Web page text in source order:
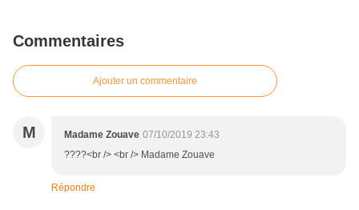
Commentaires
Ajouter un commentaire
M Madame Zouave 07/10/2019 23:43
????<br /> <br /> Madame Zouave
Répondre